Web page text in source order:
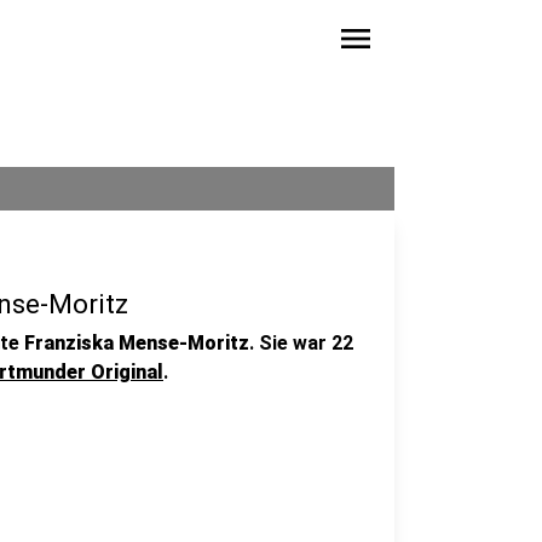
menu
Moritz
Franziska Mense-Moritz. Sie war 22
Original .